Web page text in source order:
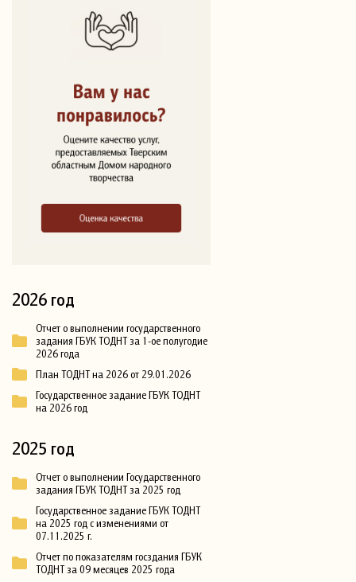
2026 год
Отчет о выполнении государственного
задания ГБУК ТОДНТ за 1-ое полугодие
2026 года
План ТОДНТ на 2026 от 29.01.2026
Государственное задание ГБУК ТОДНТ
на 2026 год
2025 год
Отчет о выполнении Государственного
задания ГБУК ТОДНТ за 2025 год
Государственное задание ГБУК ТОДНТ
на 2025 год с изменениями от
07.11.2025 г.
Отчет по показателям госздания ГБУК
ТОДНТ за 09 месяцев 2025 года